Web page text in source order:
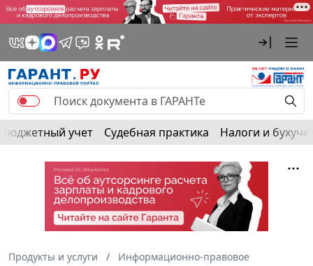
Бюджетный учет Судебная практика Налоги и
Продукты и услуги
Информационно-правовое